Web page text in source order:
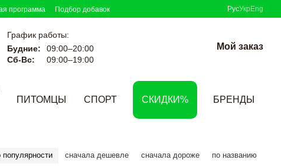
программа Подбор добавок РусУкр Eng
График работы:
Будние:
09:00–20:00
Сб-Вс:
09:00–19:00
Мой заказ
ПИТОМЦЫ СПОРТ СКИДКИ% БРЕНДЫ
популярности сначала дешевле сначала дороже по названию